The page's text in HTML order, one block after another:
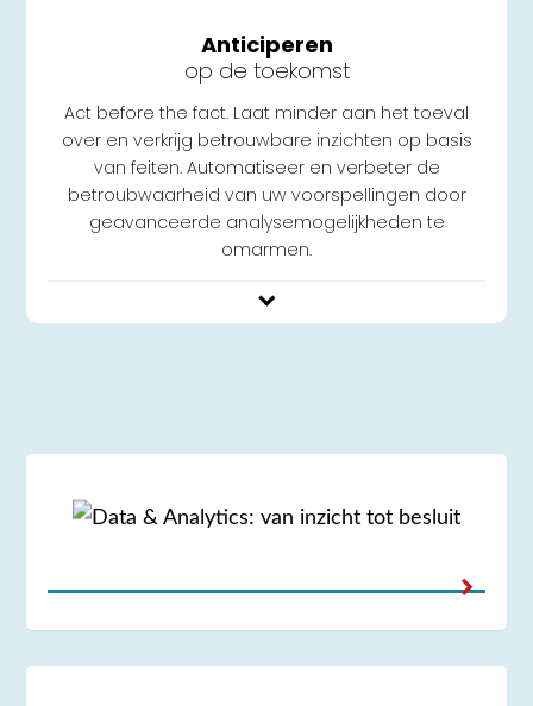
Anticiperen
op de toekomst
Act before the fact. Laat minder aan het toeval
over en verkrijg betrouwbare inzichten op basis
van feiten. Automatiseer en verbeter de
betroubwaarheid van uw voorspellingen door
geavanceerde analysemogelijkheden te
omarmen.